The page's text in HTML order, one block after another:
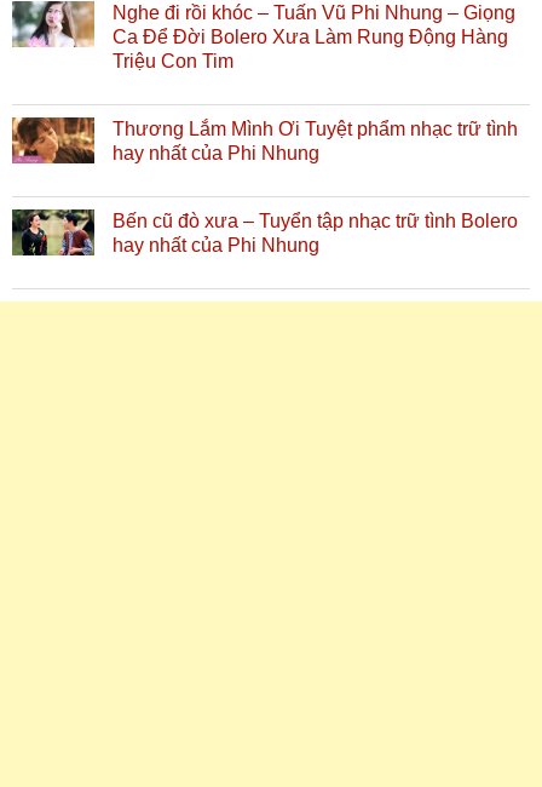
Nghe đi rồi khóc – Tuấn Vũ Phi Nhung – Giọng
Ca Để Đời Bolero Xưa Làm Rung Động Hàng
Triệu Con Tim
Thương Lắm Mình Ơi Tuyệt phẩm nhạc trữ tình
hay nhất của Phi Nhung
Bến cũ đò xưa – Tuyển tập nhạc trữ tình Bolero
hay nhất của Phi Nhung